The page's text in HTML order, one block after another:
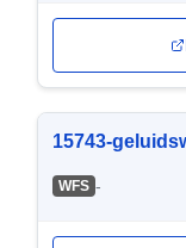
15743-
WFS -